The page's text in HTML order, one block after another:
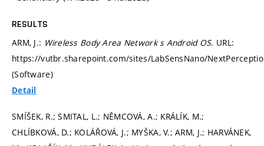
RESULTS
ARM, J.: Wireless Body Area Network s Android OS. URL:
https://vutbr.sharepoint.com/sites/LabSensNano/
(Software)
Detail
SMÍŠEK, R.; SMITAL, L.; NĚMCOVÁ, A.; KRÁLÍK, M.;
CHLÍBKOVÁ, D.; KOLÁŘOVÁ, J.; MYŠKA, V.; ARM, J.; HARVÁNEK,